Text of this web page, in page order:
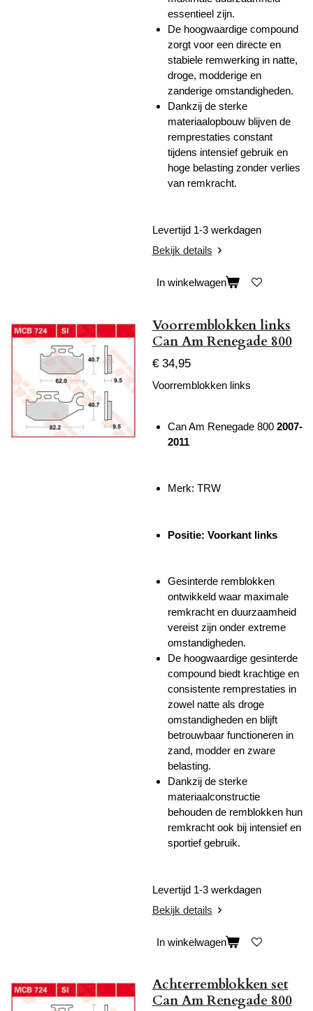
essentieel zijn.
De hoogwaardige compound
zorgt voor een directe en
stabiele remwerking in natte,
droge, modderige en
zanderige omstandigheden.
Dankzij de sterke
materiaalopbouw blijven de
remprestaties constant
tijdens intensief gebruik en
hoge belasting zonder verlies
van remkracht.
Levertijd 1-3 werkdagen
Bekijk details
In winkelwagen
Voorremblokken links
Can Am Renegade 800
€ 34,95
Voorremblokken links
Can Am Renegade 800 2007-
2011
Merk: TRW
Positie: Voorkant links
Gesinterde remblokken
ontwikkeld waar maximale
remkracht en duurzaamheid
vereist zijn onder extreme
omstandigheden.
De hoogwaardige gesinterde
compound biedt krachtige en
consistente remprestaties in
zowel natte als droge
omstandigheden en blijft
betrouwbaar functioneren in
zand, modder en zware
belasting.
Dankzij de sterke
materiaalconstructie
behouden de remblokken hun
remkracht ook bij intensief en
sportief gebruik.
Levertijd 1-3 werkdagen
Bekijk details
In winkelwagen
Achterremblokken set
Can Am Renegade 800